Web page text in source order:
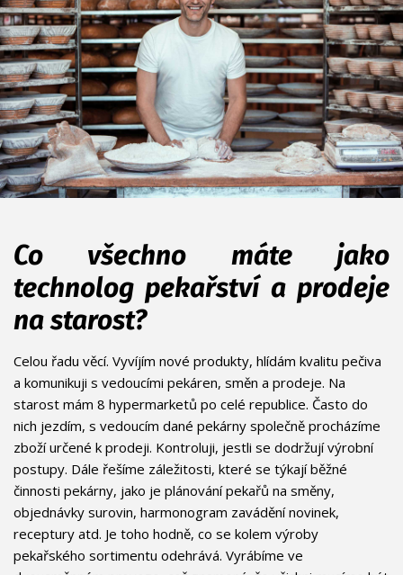
Co všechno máte jako
technolog pekařství a prodeje
na starost?
Celou řadu věcí. Vyvíjím nové produkty, hlídám kvalitu pečiva
a komunikuji s vedoucími pekáren, směn a prodeje. Na
starost mám 8 hypermarketů po celé republice. Často do
nich jezdím, s vedoucím dané pekárny společně procházíme
zboží určené k prodeji. Kontroluji, jestli se dodržují výrobní
postupy. Dále řešíme záležitosti, které se týkají běžné
činnosti pekárny, jako je plánování pekařů na směny,
objednávky surovin, harmonogram zavádění novinek,
receptury atd. Je toho hodně, co se kolem výroby
pekařského sortimentu odehrává. Vyrábíme ve